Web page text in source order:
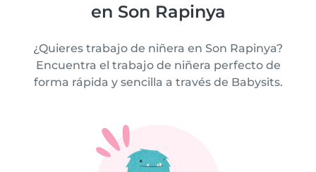
en Son Rapinya
¿Quieres trabajo de niñera en Son Rapinya?
Encuentra el trabajo de niñera perfecto de
forma rápida y sencilla a través de Babysits.